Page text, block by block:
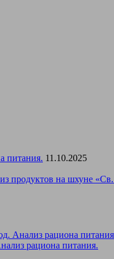
питания. 11.10.2025
на шхуне
Анализ рациона
рациона питания.